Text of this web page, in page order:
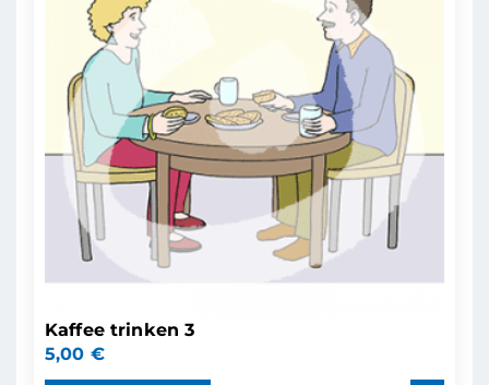
Kaffee trinken 3
5,00 €